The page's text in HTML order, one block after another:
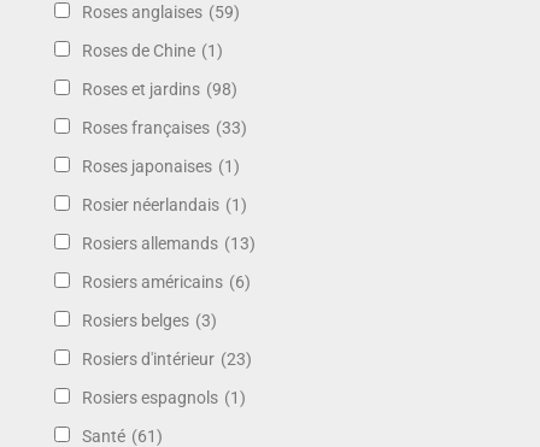
Roses anglaises (59)
Roses de Chine (1)
Roses et jardins (98)
Roses françaises (33)
Roses japonaises (1)
Rosier néerlandais (1)
Rosiers allemands (13)
Rosiers américains (6)
Rosiers belges (3)
Rosiers d'intérieur (23)
Rosiers espagnols (1)
Santé (61)